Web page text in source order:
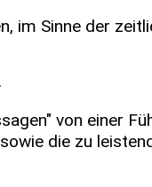
im Sinne der
von einer
die zu